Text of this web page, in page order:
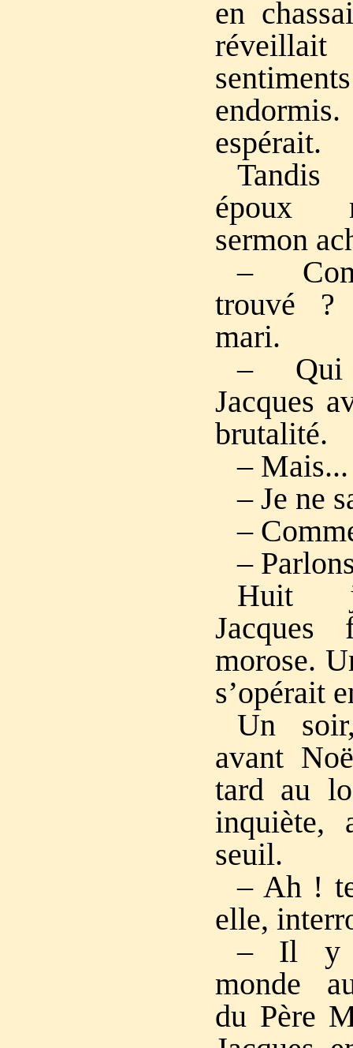
en
espérait.
époux
sermon
–
trouvé
mari.
– Qui
Jacques
brutalité.
–
– Je ne
–
–
Huit
morose.
s’opérait
Un
avant
tard au
inquiète,
seuil.
– Ah !
elle,
– Il y
monde
du Père